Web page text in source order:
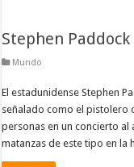
Stephen Paddock
Mundo
El estadunidense Stephen
señalado como el pistolero
personas en un concierto al
matanzas de este tipo en la